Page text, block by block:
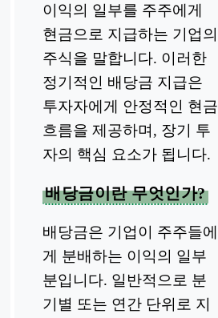
이익의 일부를 주주에게
현금으로 지급하는 기업의
주식을 말합니다. 이러한
정기적인 배당금 지급은
투자자에게 안정적인 현금
흐름을 제공하며, 장기 투
자의 핵심 요소가 됩니다.
배당금이란 무엇인가?
배당금은 기업이 주주들에
게 분배하는 이익의 일부
분입니다. 일반적으로 분
기별 또는 연간 단위로 지